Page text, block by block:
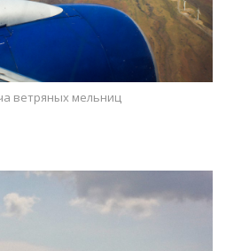
ветряных мельниц